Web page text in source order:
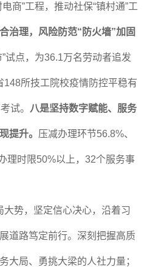
商”工程，推动社保“镇村通”工
治理，风险防范“防火墙”加固
试点，为36.1万名劳动者追发
所技工院校疫情防控平稳有
试。 八是坚持数字赋能、服务
提升。 压减办理环节56.8%、
理时限50%以上，32个服务事
，坚定信心决心，沿着习
道路笃定前行。深刻把握高质
大局、勇挑大梁的人社力量；